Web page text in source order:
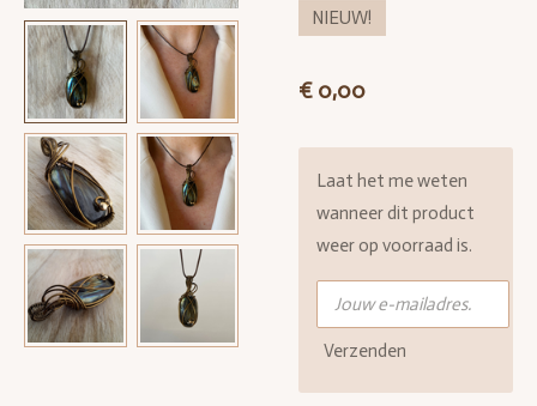
NIEUW!
€ 0,00
Laat het me weten
wanneer dit product
weer op voorraad is.
Verzenden